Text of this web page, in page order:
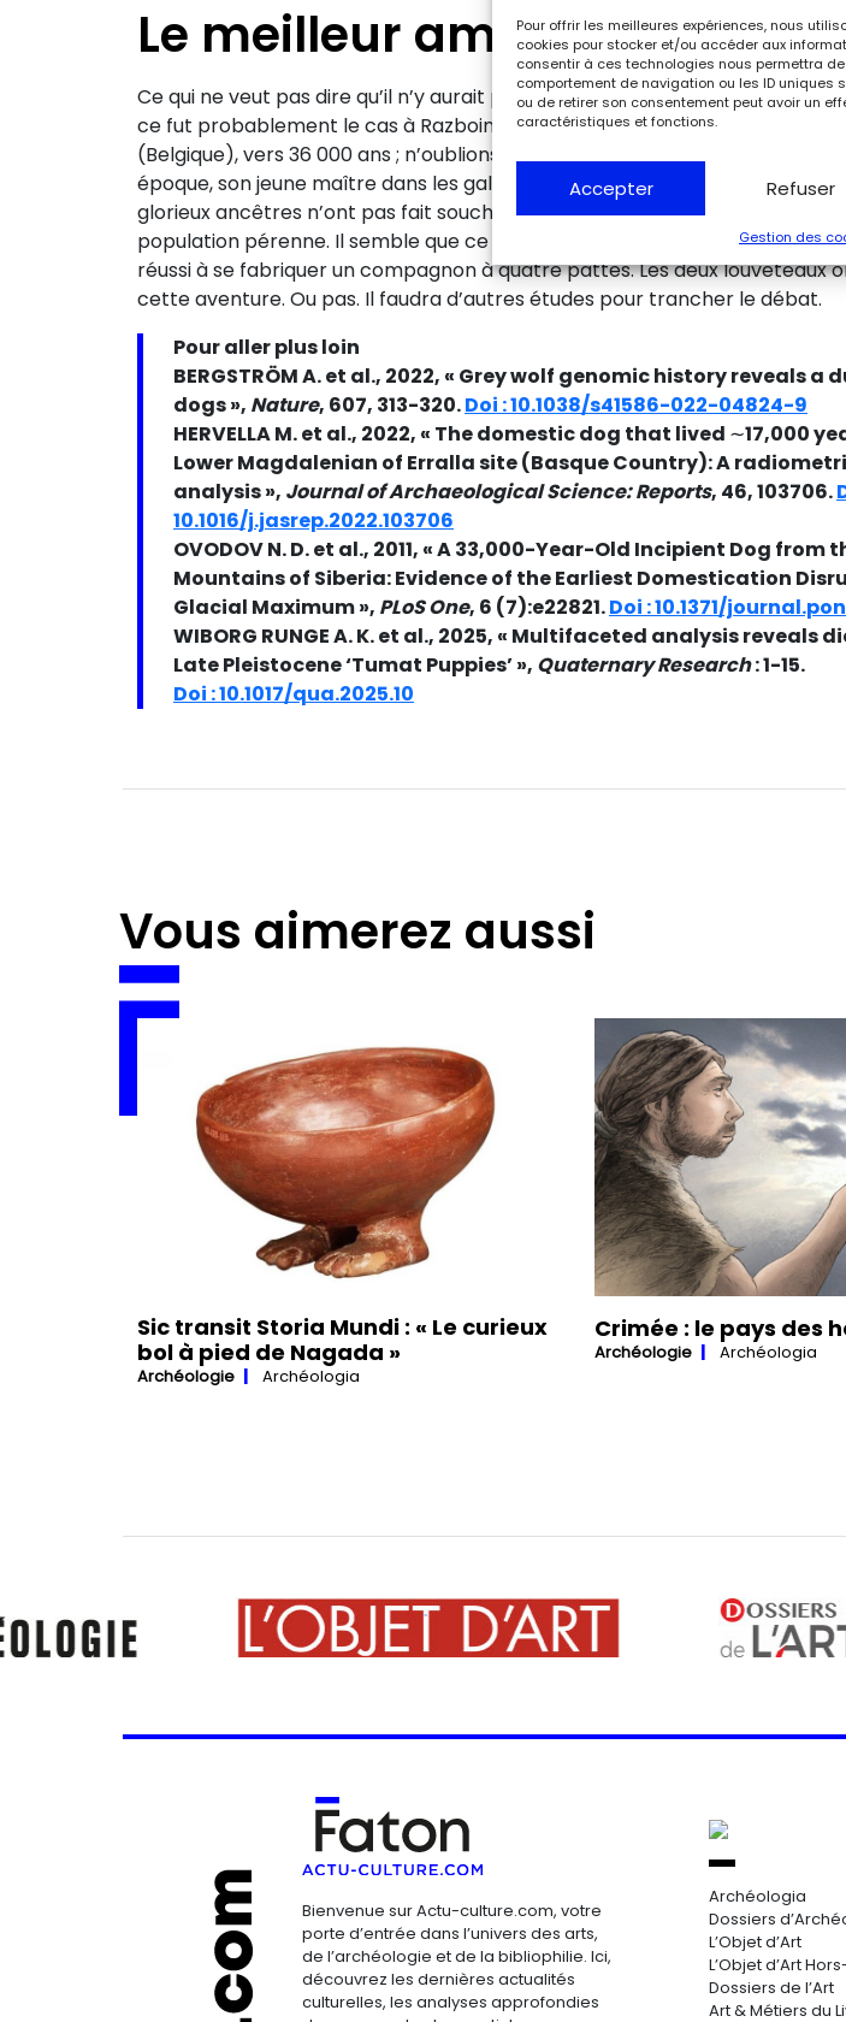
Pour offrir les meilleures expériences, nous
cookies pour stocker et/ou accéder aux
consentir à ces technologies nous permettra
comportement de navigation ou les ID uniques
ou de retirer son consentement peut avoir un
caractéristiques et fonctions.
Accepter Refuser
Gestion des
Le meilleur ami des
Ce qui ne veut pas dire qu’il n’y aurait pas eu d’essais de domestication
ce fut probablement le cas à Razboinichya (Russie), autour de 33 000 ans,
(Belgique), vers 36 000 ans ; n’oublions pas le chien qui aurait accompagné,
époque, son jeune maître dans les galeries de la grotte Chauvet
glorieux ancêtres n’ont pas fait souche : leur domestication n’a pas
population pérenne. Il semble que ce soient donc les Magdaléniens qui
réussi à se fabriquer un compagnon à quatre pattes. Les deux louveteaux
cette aventure. Ou pas. Il faudra d’autres études pour trancher le débat.
Pour aller plus loin
BERGSTRÖM A. et al., 2022, « Grey wolf genomic history reveals a
dogs », Nature, 607, 313-320.Doi : 10.1038/s41586-022-04824-9
HERVELLA M. et al., 2022, « The domestic dog that lived ∼17,000
Lower Magdalenian of Erralla site (Basque Country): A
analysis », Journal of Archaeological Science: Reports, 46, 103706.
10.1016/j.jasrep.2022.103706
OVODOV N. D. et al., 2011, « A 33,000-Year-Old Incipient Dog from
Mountains of Siberia: Evidence of the Earliest Domestication
Glacial Maximum », PLoS One, 6 (7):e22821.Doi : 10.1371/
WIBORG RUNGE A. K. et al., 2025, « Multifaceted analysis reveals
Late Pleistocene ‘Tumat Puppies’ », Quaternary Research: 1-15.
Doi : 10.1017/qua.2025.10
Vous aimerez aussi
Sic transit Storia Mundi : « Le curieux
bol à pied de Nagada »
Archéologie Archéologia
Crimée : le pays des
Archéologie Archéologia
Bienvenue sur Actu-culture.com, votre
porte d’entrée dans l’univers des arts,
de l’archéologie et de la bibliophilie. Ici,
découvrez les dernières actualités
culturelles, les analyses approfondies
Archéologia
Dossiers
L’Objet d’Art
L’Objet d’Art
Dossiers de l’Art
Art & Métiers du